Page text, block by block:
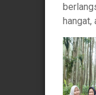
hangat,